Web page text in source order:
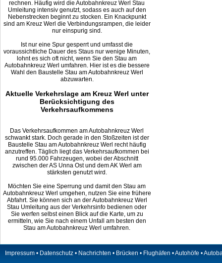
rechnen. Häufig wird die Autobahnkreuz Werl Stau
Umleitung intensiv genutzt, sodass es auch auf den
Nebenstrecken beginnt zu stocken. Ein Knackpunkt
sind am Kreuz Werl die Verbindungsrampen, die leider
nur einspurig sind.
Ist nur eine Spur gesperrt und umfasst die
voraussichtliche Dauer des Staus nur wenige Minuten,
lohnt es sich oft nicht, wenn Sie den Stau am
Autobahnkreuz Werl umfahren. Hier ist es die bessere
Wahl den Baustelle Stau am Autobahnkreuz Werl
abzuwarten.
Aktuelle Verkehrslage am Kreuz Werl unter
Berücksichtigung des
Verkehrsaufkommens
Das Verkehrsaufkommen am Autobahnkreuz Werl
schwankt stark. Doch gerade in den Stoßzeiten ist der
Baustelle Stau am Autobahnkreuz Werl recht häufig
anzutreffen. Täglich liegt das Verkehrsaufkommen bei
rund 95.000 Fahrzeugen, wobei der Abschnitt
zwischen der AS Unna Ost und dem AK Werl am
stärksten genutzt wird.
Möchten Sie eine Sperrung und damit den Stau am
Autobahnkreuz Werl umgehen, nutzen Sie eine frühere
Abfahrt. Sie können sich an der Autobahnkreuz Werl
Stau Umleitung aus der Verkehrsinfo bedienen oder
Sie werfen selbst einen Blick auf die Karte, um zu
ermitteln, wie Sie nach einem Unfall am besten den
Stau am Autobahnkreuz Werl umfahren.
Impressum • Datenschutz • Nachrichten • Brücken • Flughäfen •Autohöfe •